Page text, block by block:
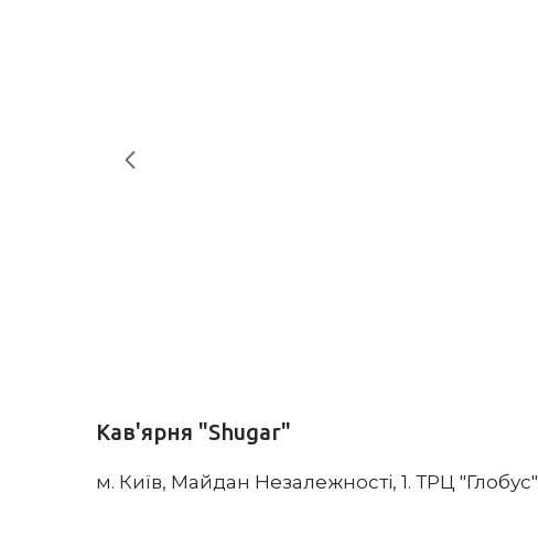
Кав'ярня "Shugar"
м. Київ, Майдан Незалежності, 1. ТРЦ "Глобус"